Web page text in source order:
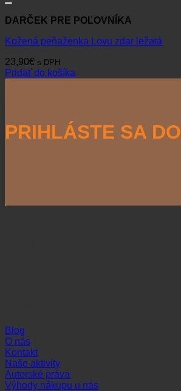
DARČEK PRE POĽOVNÍKA
Kožená peňaženka Lovu zdar ležatá
23,90€ s DPH
Pridať do košíka
PRIHLÁSTE SA DO
Blog
O nás
Kontakt
Naše aktivity
Autorské práva
Výhody nákupu u nás